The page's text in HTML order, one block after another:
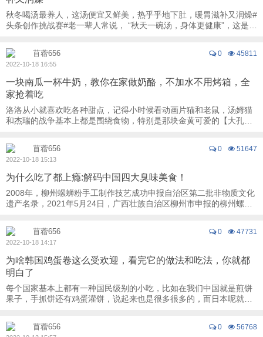
秋冬喝汤最养人，这汤便宜又鲜美，热乎乎地下肚，暖胃滋补又润燥#
头条创作挑战赛#老一辈人常说， “秋天一碗汤，身体更健康”，这是因
0 45811
苜蓿656
2022-10-18 16:55
一块南瓜一杯牛奶，教你在家做奶酪，不加水不用烤箱，全
家抢着吃
洛洛从小就喜欢吃各种甜点，记得小时候看动画片猫和老鼠，汤姆猫
和杰瑞的战争基本上都是围绕食物，特别是那块金黄可爱的【大孔奶
0 51647
苜蓿656
2022-10-18 15:13
为什么吃了都上瘾:解码中国四大臭味美食！
2008年，柳州螺蛳粉手工制作技艺成功申报自治区第二批非物质文化
遗产名录，2021年5月24日，广西壮族自治区柳州市申报的柳州螺蛳
0 47731
苜蓿656
2022-10-18 14:17
为啥韩国鸡蛋卷这么受欢迎，看完它的做法和吃法，你就都
明白了
每个国家基本上都有一种国民级别的小吃，比如在我们中国就是煎饼
果子，手抓饼还有鸡蛋灌饼，说起来也是很多很多的，而日本呢就有
0 56768
苜蓿656